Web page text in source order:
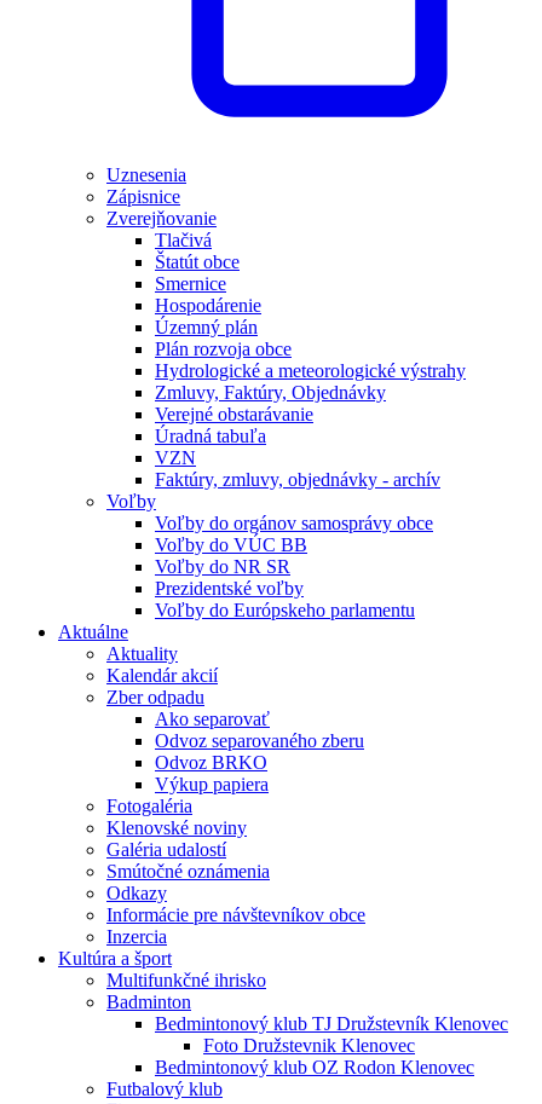
Uznesenia
Zápisnice
Zverejňovanie
Tlačivá
Štatút obce
Smernice
Hospodárenie
Územný plán
Plán rozvoja obce
Hydrologické a meteorologické výstrahy
Zmluvy, Faktúry, Objednávky
Verejné obstarávanie
Úradná tabuľa
VZN
Faktúry, zmluvy, objednávky - archív
Voľby
Voľby do orgánov samosprávy obce
Voľby do VÚC BB
Voľby do NR SR
Prezidentské voľby
Voľby do Európskeho parlamentu
Aktuálne
Aktuality
Kalendár akcií
Zber odpadu
Ako separovať
Odvoz separovaného zberu
Odvoz BRKO
Výkup papiera
Fotogaléria
Klenovské noviny
Galéria udalostí
Smútočné oznámenia
Odkazy
Informácie pre návštevníkov obce
Inzercia
Kultúra a šport
Multifunkčné ihrisko
Badminton
Bedmintonový klub TJ Družstevník Klenovec
Foto Družstevnik Klenovec
Bedmintonový klub OZ Rodon Klenovec
Futbalový klub